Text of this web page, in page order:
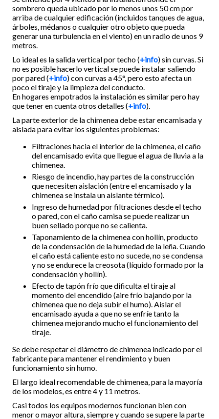
sombrero queda ubicado por lo menos unos 50 cm por
arriba de cualquier edificación (incluidos tanques de agua,
árboles, médanos o cualquier otro objeto que pueda
generar una turbulencia en el viento) en un radio de unos 9
metros.
Lo ideal es la salida vertical por techo (+info) sin curvas. Si
no es posible hacerlo vertical se puede instalar saliendo
por pared (+info) con curvas a 45°, pero esto afecta un
poco el tiraje y la limpieza del conducto.
En hogares empotrados la instalación es similar pero hay
que tener en cuenta otros detalles (+info).
La parte exterior de la chimenea debe estar encamisada y
aislada para evitar los siguientes problemas:
Filtraciones hacia el interior de la chimenea, el caño
del encamisado evita que llegue el agua de lluvia a la
chimenea.
Riesgo de incendio, hay partes de la construcción
que necesiten aislación (entre el encamisado y la
chimenea se instala un aislante térmico).
Ingreso de humedad por filtraciones desde el techo
o pared, con el caño camisa se puede realizar un
buen sellado porque no se calienta.
Taponamiento de la chimenea con hollín, producto
de la condensación de la humedad de la leña. Cuando
el caño está caliente esto no sucede, no se condensa
y no se endurece la creosota (líquido formado por la
condensación y hollín).
Efecto de tapón frío que dificulta el tiraje al
momento del encendido (aire frío bajando por la
chimenea que no deja subir el humo). Aislar el
encamisado ayuda a que no se enfríe tanto la
chimenea mejorando mucho el funcionamiento del
tiraje.
Se debe respetar el diámetro de chimenea indicado por el
fabricante para mantener el rendimiento y buen
funcionamiento sin humo.
El largo ideal recomendable de chimenea, para la mayoría
de los modelos, es entre 4 y 11 metros.
Casi todos los equipos modernos funcionan bien con
menor o mayor altura, siempre y cuando se supere la parte